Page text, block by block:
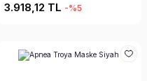
3.918,12 TL -%5